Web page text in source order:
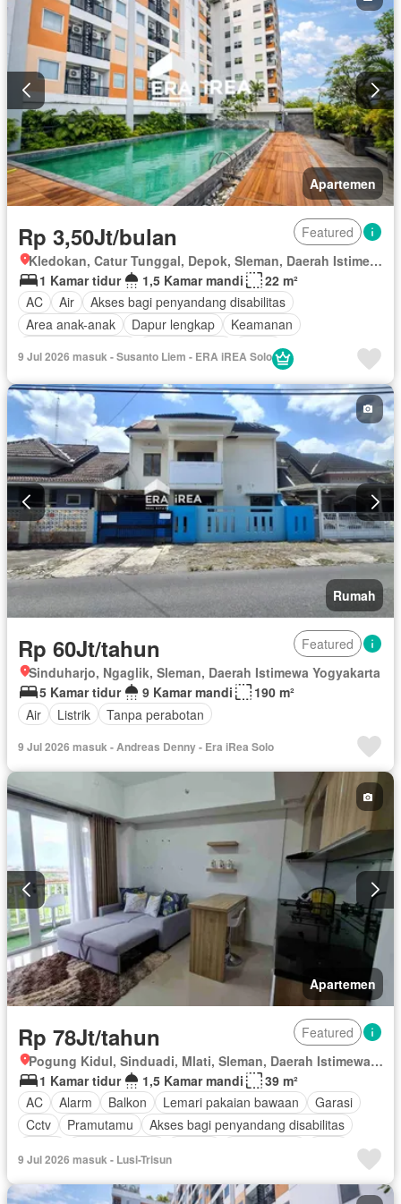
Apartemen
Rp 3,50Jt/bulan
Featured
Kledokan, Catur Tunggal, Depok, Sleman, Daerah Istimewa Yogyakarta
1 Kamar tidur
1,5 Kamar mandi
22 m²
AC
Air
Akses bagi penyandang disabilitas
Area anak-anak
Dapur lengkap
Keamanan
Garasi
Berperabot lengkap
9 Jul 2026 masuk - Susanto Liem - ERA iREA Solo
Rumah
Rp 60Jt/tahun
Featured
Sinduharjo, Ngaglik, Sleman, Daerah Istimewa Yogyakarta
5 Kamar tidur
9 Kamar mandi
190 m²
Air
Listrik Tanpa perabotan
9 Jul 2026 masuk - Andreas Denny - Era iRea Solo
Apartemen
Rp 78Jt/tahun
Featured
Pogung Kidul, Sinduadi, Mlati, Sleman, Daerah Istimewa Yogyakarta
1 Kamar tidur
1,5 Kamar mandi
39 m²
AC
Alarm Balkon Lemari pakaian bawaan
Garasi
Cctv
Pramutamu
Akses bagi penyandang disabilitas
Hot water
Dapur terpadu
Pemandangan panorama
Secure parking
Keamanan
9 Jul 2026 masuk - Lusi-Trisun